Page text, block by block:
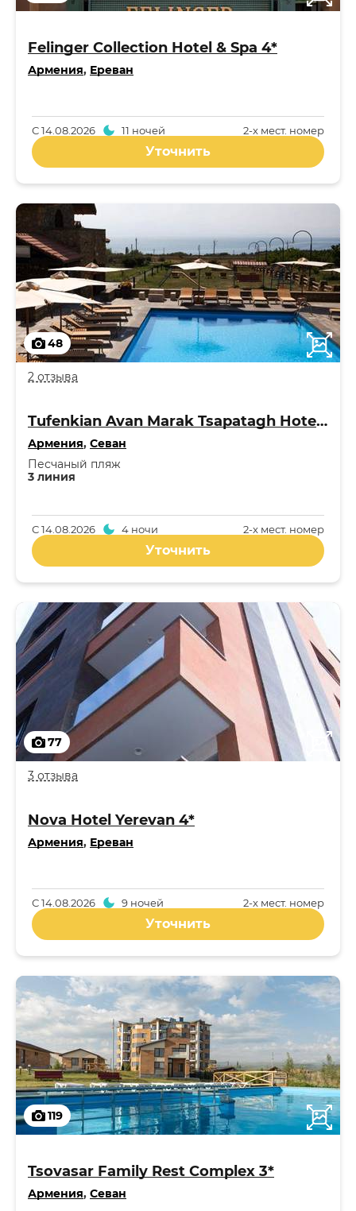
Felinger Collection Hotel & Spa 4*
Армения, Ереван
2-x мест. номер
С14.08.2026 11 ночей
Уточнить
48
2 отзыва
Tufenkian Avan Marak Tsapatagh Hotel 4*
Армения, Севан
3 линия
Песчаный пляж
2-x мест. номер
С14.08.2026 4 ночи
Уточнить
77
3 отзыва
Nova Hotel Yerevan 4*
Армения, Ереван
2-x мест. номер
С14.08.2026 9 ночей
Уточнить
119
Tsovasar Family Rest Complex 3*
Армения, Севан